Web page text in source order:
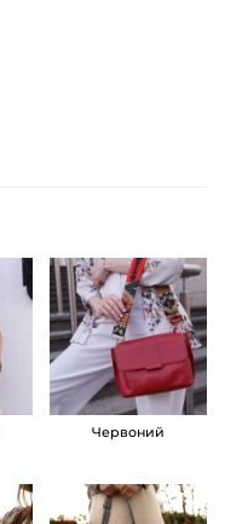
Червоний